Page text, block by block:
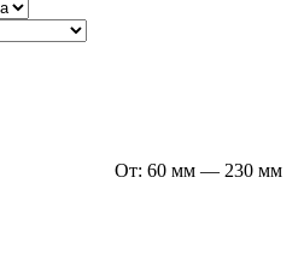
От: 60 мм — 230 мм